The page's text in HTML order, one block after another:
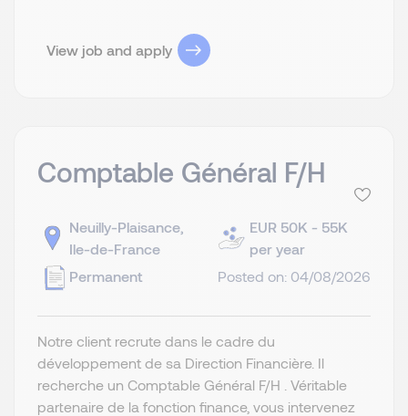
View job and apply
Comptable Général F/H
Neuilly-Plaisance,
Ile-de-France
Permanent
EUR 50K - 55K
per year
Posted on: 04/08/2026
Notre client recrute dans le cadre du
développement de sa Direction Financière. Il
recherche un Comptable Général F/H . Véritable
partenaire de la fonction finance, vous intervenez